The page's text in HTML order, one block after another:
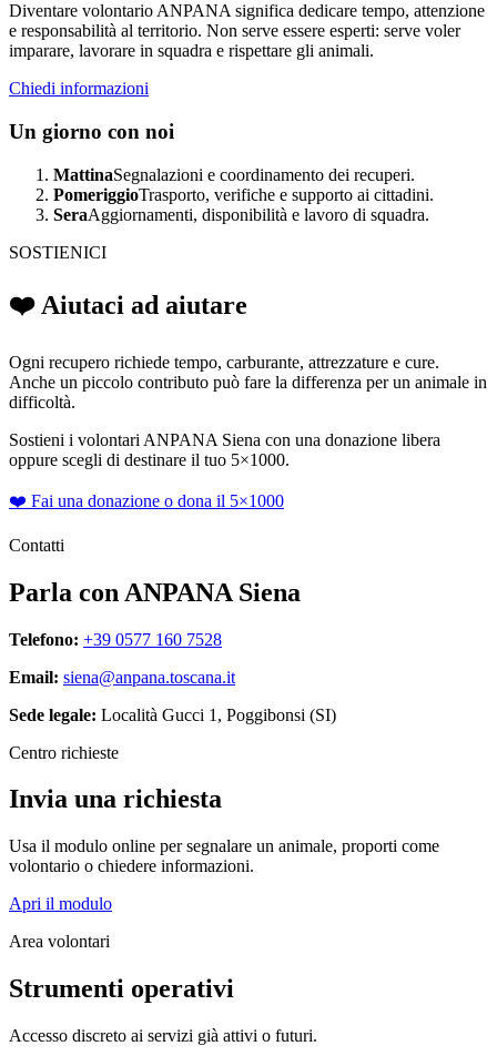
Diventare volontario ANPANA significa dedicare tempo, attenzione
e responsabilità al territorio. Non serve essere esperti: serve voler
imparare, lavorare in squadra e rispettare gli animali.
Chiedi informazioni
Un giorno con noi
MattinaSegnalazioni e coordinamento dei recuperi.
PomeriggioTrasporto, verifiche e supporto ai cittadini.
SeraAggiornamenti, disponibilità e lavoro di squadra.
SOSTIENICI
❤️ Aiutaci ad aiutare
Ogni recupero richiede tempo, carburante, attrezzature e cure.
Anche un piccolo contributo può fare la differenza per un animale in
difficoltà.
Sostieni i volontari ANPANA Siena con una donazione libera
oppure scegli di destinare il tuo 5×1000.
❤️ Fai una donazione o dona il 5×1000
Contatti
Parla con ANPANA Siena
Telefono: +39 0577 160 7528
Email: siena@anpana.toscana.it
Sede legale: Località Gucci 1, Poggibonsi (SI)
Centro richieste
Invia una richiesta
Usa il modulo online per segnalare un animale, proporti come
volontario o chiedere informazioni.
Apri il modulo
Area volontari
Strumenti operativi
Accesso discreto ai servizi già attivi o futuri.